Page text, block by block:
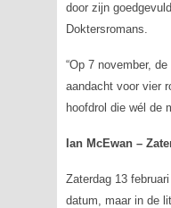
door zijn
Doktersromans.
“Op 7 november,
aandacht voor vier
hoofdrol die wél de
Ian McEwan –
Zaterdag 13
datum, maar in de